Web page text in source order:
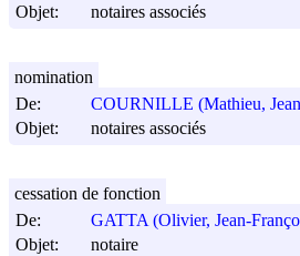
Objet:
notaires associés
De:
COURNILLE (Mathieu,
Objet:
notaires associés
nomination
De:
GATTA (Olivier, Jean-
Objet:
notaire
cessation de fonction